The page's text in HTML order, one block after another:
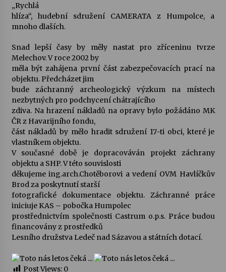
„Rychlá
hlíza“, hudební sdružení CAMERATA z Humpolce, a
mnoho dlaších.
Snad lepší časy by měly nastat pro zříceninu tvrze
Melechov. V roce 2002 by
měla být zahájena první část zabezpečovacích prací na
objektu. Předcházet jim
bude záchranný archeologický výzkum na místech
nezbytných pro podchycení chátrajícího
zdiva. Na hrazení nákladů na opravy bylo požádáno MK
ČR z Havarijního fondu,
část nákladů by mělo hradit sdružení 17-ti obci, které je
vlastníkem objektu.
V současné době je dopracováván projekt záchrany
objektu a SHP. V této souvislosti
děkujeme ing.arch.Chotěborovi a vedení OVM Havlíčkův
Brod za poskytnutí starší
fotografické dokumentace objektu. Záchranné práce
iniciuje KAS – pobočka Humpolec
prostřednictvím společnosti Castrum o.p.s. Práce budou
financovány z prostředků
Lesního družstva Ledeč nad Sázavou a státních dotací.
Post Views: 0